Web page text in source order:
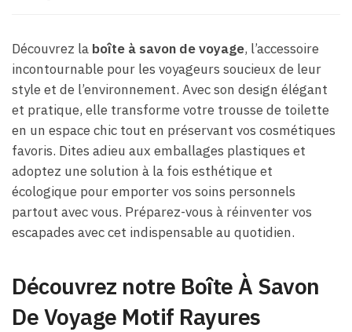
Découvrez la boîte à savon de voyage, l’accessoire
incontournable pour les voyageurs soucieux de leur
style et de l’environnement. Avec son design élégant
et pratique, elle transforme votre trousse de toilette
en un espace chic tout en préservant vos cosmétiques
favoris. Dites adieu aux emballages plastiques et
adoptez une solution à la fois esthétique et
écologique pour emporter vos soins personnels
partout avec vous. Préparez-vous à réinventer vos
escapades avec cet indispensable au quotidien.
Découvrez notre Boîte À Savon
De Voyage Motif Rayures